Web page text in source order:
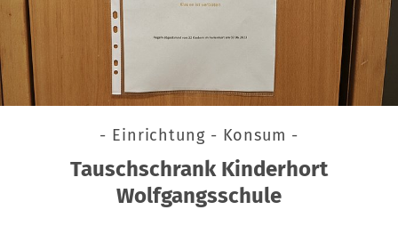
- Einrichtung - Konsum -
Tauschschrank Kinderhort
Wolfgangsschule